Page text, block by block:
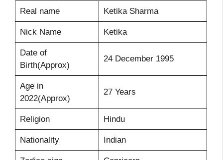
Real name Ketika Sharma
Nick Name Ketika
Date of
Birth(Approx)
24 December 1995
Age in
2022(Approx)
27 Years
Religion Hindu
Nationality Indian